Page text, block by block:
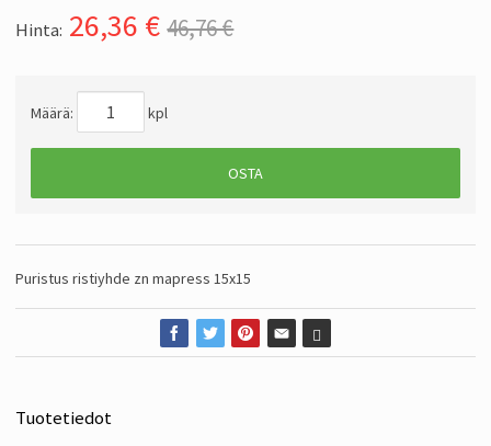
Hinta: 26,36 € 46,76 €
Määrä: kpl
OSTA
Puristus ristiyhde zn mapress 15x15
Tuotetiedot